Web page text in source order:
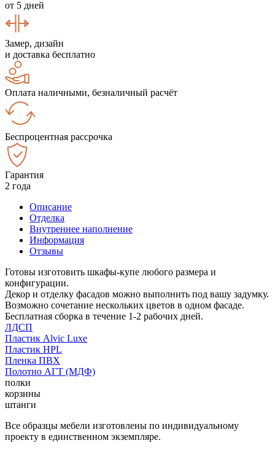
от 5 дней
Замер, дизайн
и доставка бесплатно
Оплата наличными, безналичный расчёт
Беспроцентная рассрочка
Гарантия
2 года
Описание
Отделка
Внутреннее наполнение
Информация
Отзывы
Готовы изготовить шкафы-купе любого размера и
конфигурации.
Декор и отделку фасадов можно выполнить под вашу задумку.
Возможно сочетание нескольких цветов в одном фасаде.
Бесплатная сборка в течение 1-2 рабочих дней.
ЛДСП
Пластик Alvic Luxe
Пластик HPL
Пленка ПВХ
Полотно АГТ (МДФ)
полки
корзины
штанги
Все образцы мебели изготовлены по индивидуальному
проекту в единственном экземпляре.